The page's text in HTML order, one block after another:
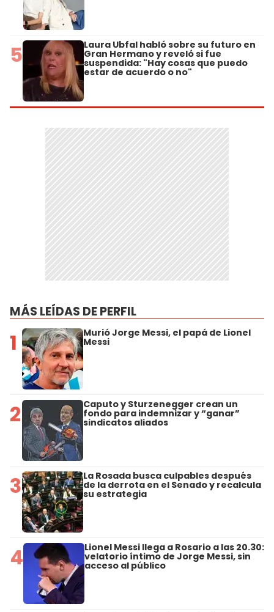
5 Laura Ubfal habló sobre su futuro en
Gran Hermano y reveló si fue
suspendida: "Hay cosas que puedo
estar de acuerdo o no"
MÁS LEÍDAS DE PERFIL
1 Murió Jorge Messi, el papá de Lionel
Messi
2 Caputo y Sturzenegger crean un
fondo para indemnizar y “ganar”
sindicatos aliados
3 La Rosada busca culpables después
de la derrota en el Senado y recalcula
su estrategia
4 Lionel Messi llega a Rosario a las 20.30:
velatorio íntimo de Jorge Messi, sin
acceso al público